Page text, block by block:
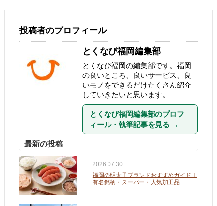
投稿者のプロフィール
とくなび福岡編集部
とくなび福岡の編集部です。福岡
の良いところ、良いサービス、良
いモノをできるだけたくさん紹介
していきたいと思います。
とくなび福岡編集部のプロフ
ィール・執筆記事を見る →
最新の投稿
2026.07.30.
福岡の明太子ブランドおすすめガイド｜
有名銘柄・スーパー・人気加工品